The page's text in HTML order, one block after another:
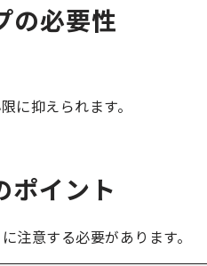
の必要性
に抑えられます。
ポイント
注意する必要があります。